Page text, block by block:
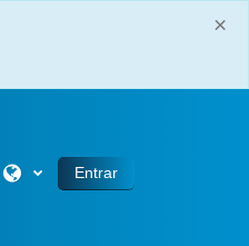
×
Alternar entrada de pesquisa
Entrar